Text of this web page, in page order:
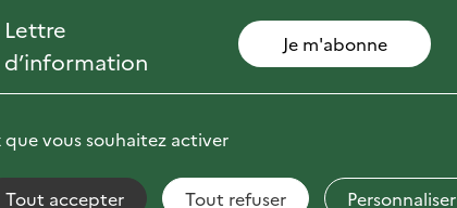
Lettre
d’information
Je m'abonne
conforme Fils RSS Mentions Légales
vous souhaitez activer
Tout accepter Tout refuser Personnaliser